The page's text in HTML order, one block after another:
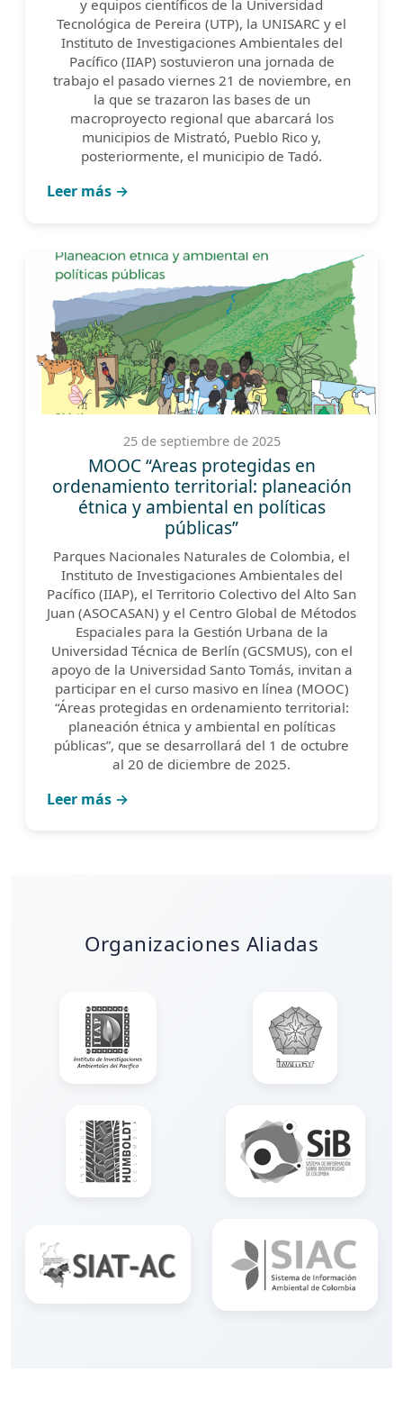
y equipos científicos de la Universidad
Tecnológica de Pereira (UTP), la UNISARC y el
Instituto de Investigaciones Ambientales del
Pacífico (IIAP) sostuvieron una jornada de
trabajo el pasado viernes 21 de noviembre, en
la que se trazaron las bases de un
macroproyecto regional que abarcará los
municipios de Mistrató, Pueblo Rico y,
posteriormente, el municipio de Tadó.
Leer más →
25 de septiembre de 2025
MOOC “Areas protegidas en
ordenamiento territorial: planeación
étnica y ambiental en políticas
públicas”
Parques Nacionales Naturales de Colombia, el
Instituto de Investigaciones Ambientales del
Pacífico (IIAP), el Territorio Colectivo del Alto San
Juan (ASOCASAN) y el Centro Global de Métodos
Espaciales para la Gestión Urbana de la
Universidad Técnica de Berlín (GCSMUS), con el
apoyo de la Universidad Santo Tomás, invitan a
participar en el curso masivo en línea (MOOC)
“Áreas protegidas en ordenamiento territorial:
planeación étnica y ambiental en políticas
públicas”, que se desarrollará del 1 de octubre
al 20 de diciembre de 2025.
Leer más →
Organizaciones Aliadas